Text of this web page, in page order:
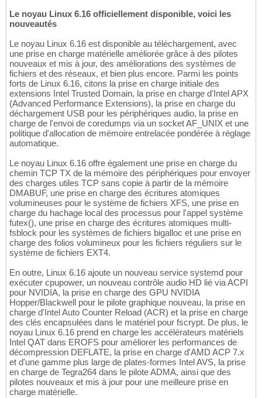
Le noyau Linux 6.16 officiellement disponible, voici les
nouveautés
Le noyau Linux 6.16 est disponible au téléchargement, avec
une prise en charge matérielle améliorée grâce à des pilotes
nouveaux et mis à jour, des améliorations des systèmes de
fichiers et des réseaux, et bien plus encore. Parmi les points
forts de Linux 6.16, citons la prise en charge initiale des
extensions Intel Trusted Domain, la prise en charge d'Intel APX
(Advanced Performance Extensions), la prise en charge du
déchargement USB pour les périphériques audio, la prise en
charge de l'envoi de coredumps via un socket AF_UNIX et une
politique d'allocation de mémoire entrelacée pondérée à réglage
automatique.
Le noyau Linux 6.16 offre également une prise en charge du
chemin TCP TX de la mémoire des périphériques pour envoyer
des charges utiles TCP sans copie à partir de la mémoire
DMABUF, une prise en charge des écritures atomiques
volumineuses pour le système de fichiers XFS, une prise en
charge du hachage local des processus pour l'appel système
futex(), une prise en charge des écritures atomiques multi-
fsblock pour les systèmes de fichiers bigalloc et une prise en
charge des folios volumineux pour les fichiers réguliers sur le
système de fichiers EXT4.
En outre, Linux 6.16 ajoute un nouveau service systemd pour
exécuter cpupower, un nouveau contrôle audio HD lié via ACPI
pour NVIDIA, la prise en charge des GPU NVIDIA
Hopper/Blackwell pour le pilote graphique nouveau, la prise en
charge d'Intel Auto Counter Reload (ACR) et la prise en charge
des clés encapsulées dans le matériel pour fscrypt. De plus, le
noyau Linux 6.16 prend en charge les accélérateurs matériels
Intel QAT dans EROFS pour améliorer les performances de
décompression DEFLATE, la prise en charge d'AMD ACP 7.x
et d'une gamme plus large de plates-formes Intel AVS, la prise
en charge de Tegra264 dans le pilote ADMA, ainsi que des
pilotes nouveaux et mis à jour pour une meilleure prise en
charge matérielle.